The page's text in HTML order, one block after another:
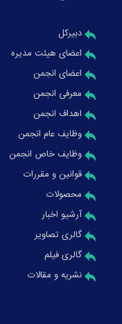
دبیرکل
اعضای هیئت مدیره
اعضای انجمن
معرفی انجمن
اهداف انجمن
وظایف عام انجمن
وظایف خاص انجمن
قوانین و مقررات
محصولات
آرشیو اخبار
گالری تصاویر
گالری فیلم
نشریه و مقالات